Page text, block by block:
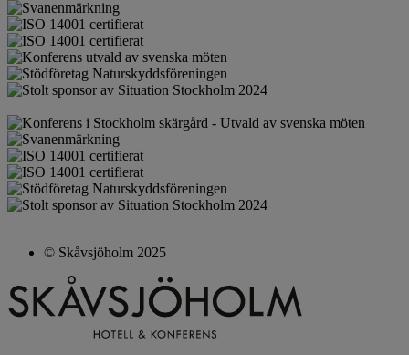
© Skåvsjöholm 2025